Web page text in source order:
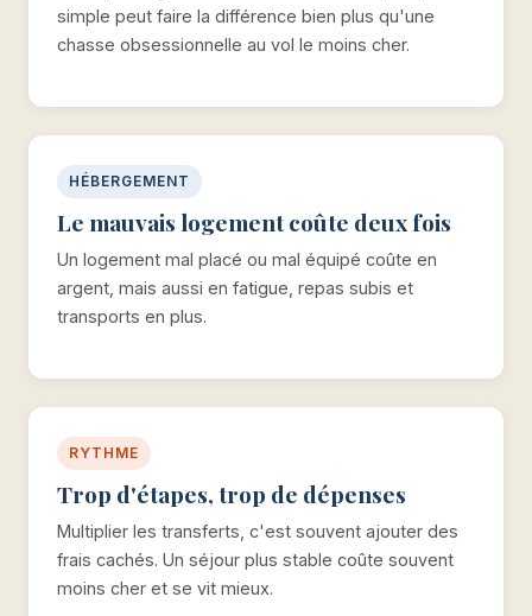
simple peut faire la différence bien plus qu'une
chasse obsessionnelle au vol le moins cher.
HÉBERGEMENT
Le mauvais logement coûte deux fois
Un logement mal placé ou mal équipé coûte en
argent, mais aussi en fatigue, repas subis et
transports en plus.
RYTHME
Trop d'étapes, trop de dépenses
Multiplier les transferts, c'est souvent ajouter des
frais cachés. Un séjour plus stable coûte souvent
moins cher et se vit mieux.